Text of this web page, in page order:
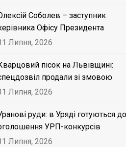
Соболев – заступник
Офісу Президента
Липня, 2026
пісок на Львівщині:
продали зі змовою
Липня, 2026
руди: в Уряді готуються до
УРП-конкурсів
Липня, 2026